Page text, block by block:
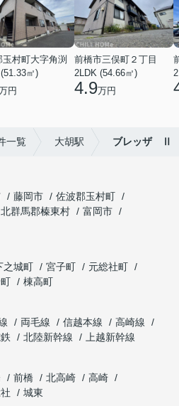
玉村町大字角渕
㎡)
円
前橋市三俣町２丁目
2LDK (54.66㎡)
4.9万円
一覧 大胡駅 ブレッザ Ⅱ
藤岡市
佐波郡玉村町
北群馬郡榛東村
富岡市
之城町 宮子町
元総社町
棟高町
両毛線 信越本線
高崎線
北陸新幹線
上越新幹線
前橋 北高崎
高崎
城東